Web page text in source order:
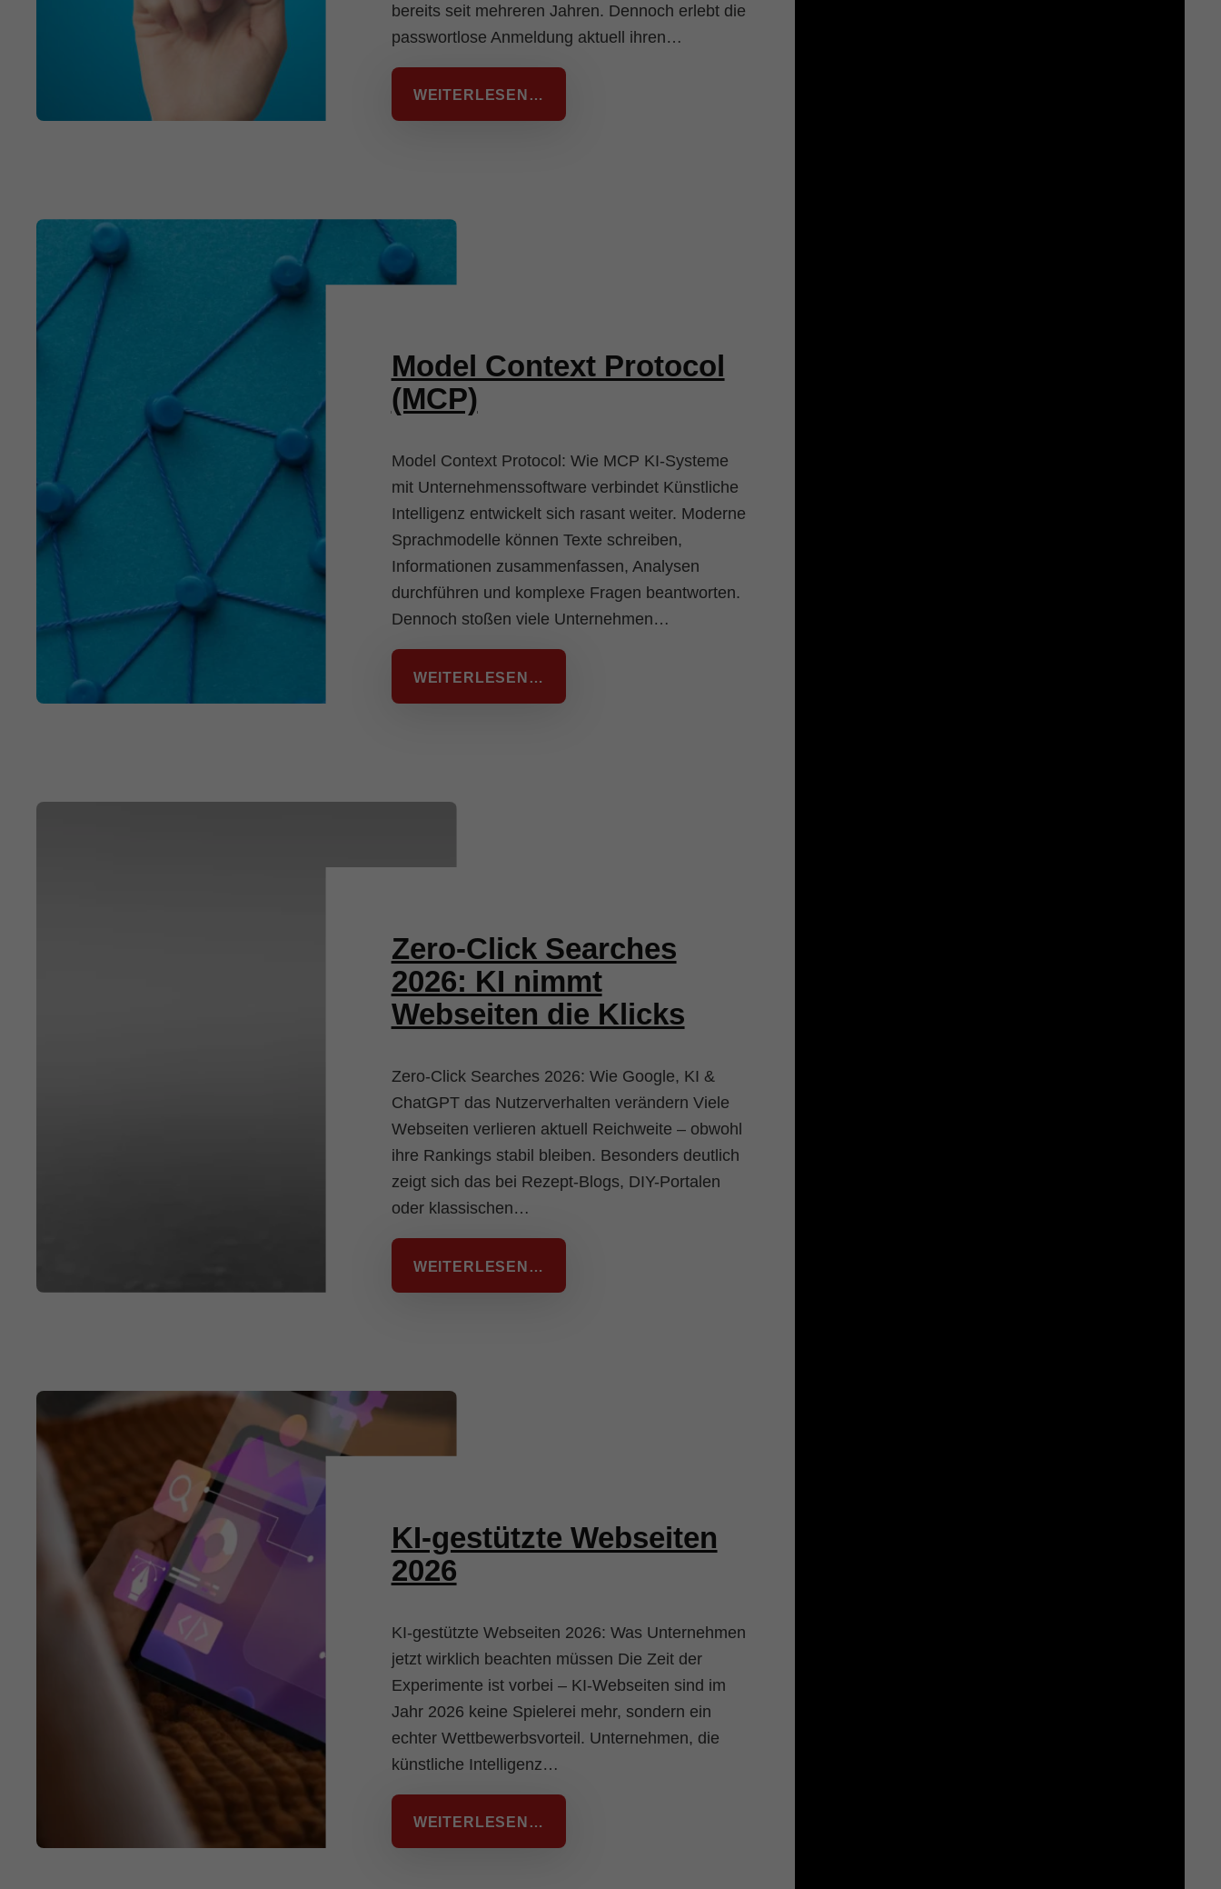
bereits seit mehreren Jahren. Dennoch erlebt die
passwortlose Anmeldung aktuell ihren…
WEITERLESEN…
Model Context Protocol
(MCP)
Model Context Protocol: Wie MCP KI-Systeme
mit Unternehmenssoftware verbindet Künstliche
Intelligenz entwickelt sich rasant weiter. Moderne
Sprachmodelle können Texte schreiben,
Informationen zusammenfassen, Analysen
durchführen und komplexe Fragen beantworten.
Dennoch stoßen viele Unternehmen…
WEITERLESEN…
Zero-Click Searches
2026: KI nimmt
Webseiten die Klicks
Zero-Click Searches 2026: Wie Google, KI &
ChatGPT das Nutzerverhalten verändern Viele
Webseiten verlieren aktuell Reichweite – obwohl
ihre Rankings stabil bleiben. Besonders deutlich
zeigt sich das bei Rezept-Blogs, DIY-Portalen
oder klassischen…
WEITERLESEN…
KI-gestützte Webseiten
2026
KI-gestützte Webseiten 2026: Was Unternehmen
jetzt wirklich beachten müssen Die Zeit der
Experimente ist vorbei – KI-Webseiten sind im
Jahr 2026 keine Spielerei mehr, sondern ein
echter Wettbewerbsvorteil. Unternehmen, die
künstliche Intelligenz…
WEITERLESEN…